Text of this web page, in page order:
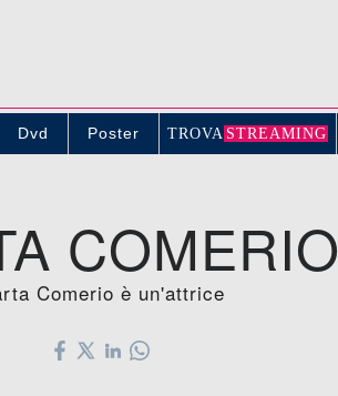
Dvd Poster TROVA STREAMING
COMERIO
Comerio è un'attrice